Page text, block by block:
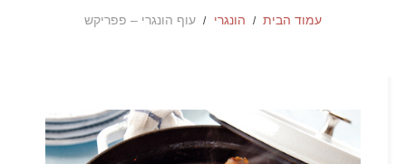
עמוד הבית הונגרי עוף הונגרי – פפריקש